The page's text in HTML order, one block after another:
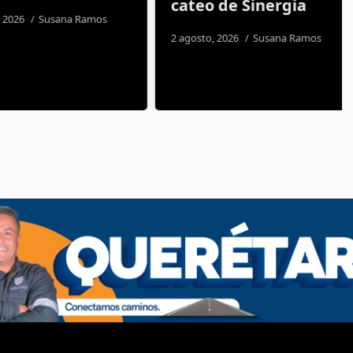
Susana Ramos
cateo de Sinergia
2 agosto, 2026 Susana Ramos